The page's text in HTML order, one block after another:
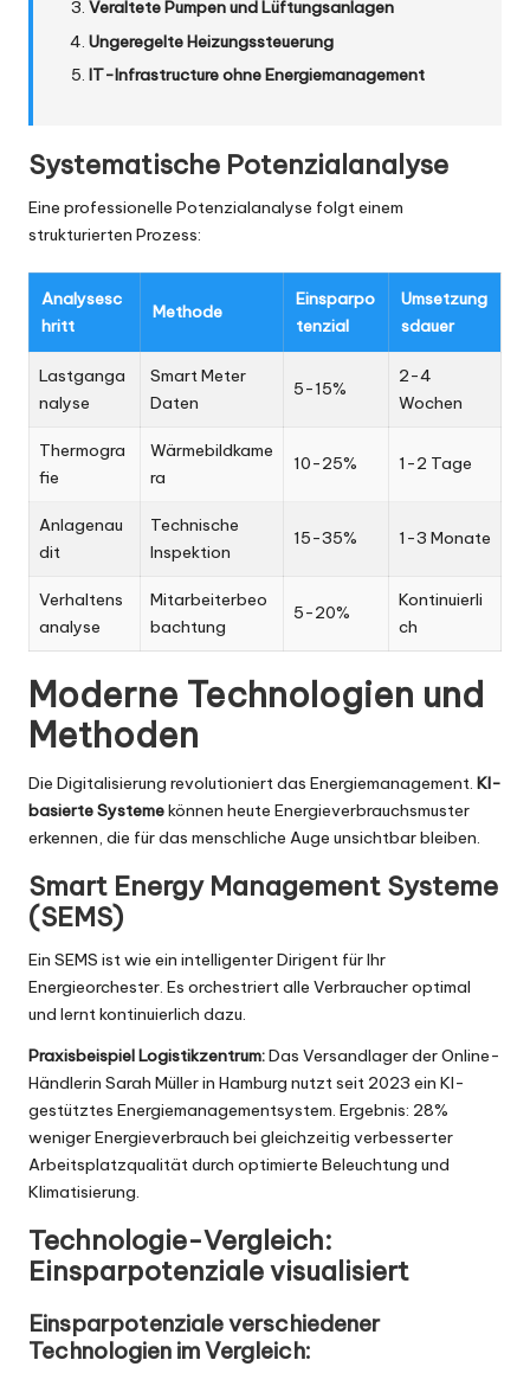
Veraltete Pumpen und Lüftungsanlagen
Ungeregelte Heizungssteuerung
IT-Infrastructure ohne Energiemanagement
Systematische Potenzialanalyse
Eine professionelle Potenzialanalyse folgt einem
strukturierten Prozess:
Analysesc
hritt
Methode
Einsparpo
tenzial
Umsetzung
sdauer
Lastganga
nalyse
Smart Meter
Daten
5-15%
2-4
Wochen
Thermogra
fie
Wärmebildkame
ra
10-25% 1-2 Tage
Anlagenau
dit
Technische
Inspektion
15-35% 1-3 Monate
Verhaltens
analyse
Mitarbeiterbeo
bachtung
5-20%
Kontinuierli
ch
Moderne Technologien und
Methoden
Die Digitalisierung revolutioniert das Energiemanagement. KI-
basierte Systemekönnen heute Energieverbrauchsmuster
erkennen, die für das menschliche Auge unsichtbar bleiben.
Smart Energy Management Systeme
(SEMS)
Ein SEMS ist wie ein intelligenter Dirigent für Ihr
Energieorchester. Es orchestriert alle Verbraucher optimal
und lernt kontinuierlich dazu.
Praxisbeispiel Logistikzentrum:Das Versandlager der Online-
Händlerin Sarah Müller in Hamburg nutzt seit 2023 ein KI-
gestütztes Energiemanagementsystem. Ergebnis: 28%
weniger Energieverbrauch bei gleichzeitig verbesserter
Arbeitsplatzqualität durch optimierte Beleuchtung und
Klimatisierung.
Technologie-Vergleich:
Einsparpotenziale visualisiert
Einsparpotenziale verschiedener
Technologien im Vergleich: